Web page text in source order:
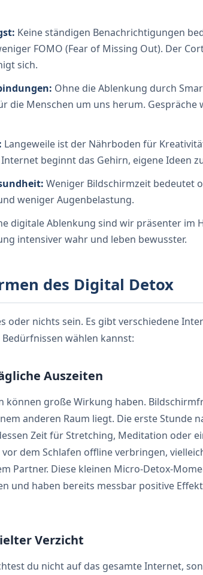
Keine ständigen Benachrichtigungen
FOMO (Fear of Missing Out). Der
sich.
Ohne die Ablenkung durch
die Menschen um uns herum. Gespräche
Langeweile ist der Nährboden für
beginnt das Gehirn, eigene Ideen
Weniger Bildschirmzeit bedeutet
weniger Augenbelastung.
digitale Ablenkung sind wir präsenter im
intensiver wahr und leben bewusster.
des Digital Detox
oder nichts sein. Es gibt verschiedene
wählen kannst:
Auszeiten
können große Wirkung haben.
anderen Raum liegt. Die erste Stunde
Zeit für Stretching, Meditation oder
dem Schlafen offline verbringen,
Partner. Diese kleinen Micro-Detox-
und haben bereits messbar positive
Verzicht
du nicht auf das gesamte Internet,